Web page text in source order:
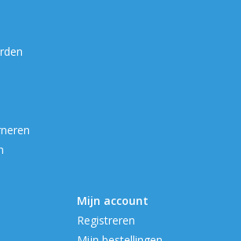
Mijn account
Registreren